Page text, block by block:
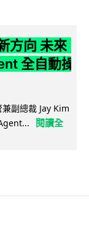
方向 未來
全自動操
副總裁 Jay Kim
閱讀全